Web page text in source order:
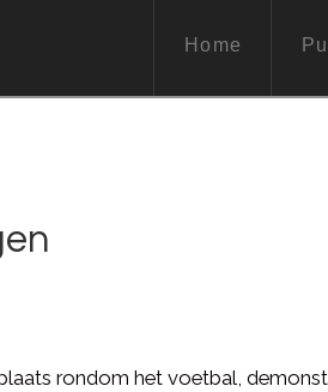
Home
rondom het voetbal,